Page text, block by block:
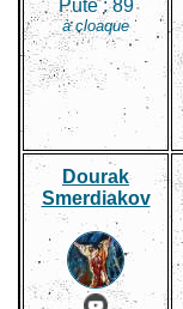
Pute :89
à cloaque
Dourak
Smerdiakov